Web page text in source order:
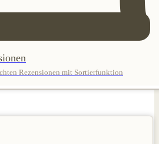
Rezensionen mit Sortierfunktion